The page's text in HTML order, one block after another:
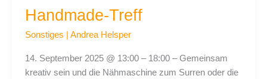
Handmade-Treff
Sonstiges Andrea Helsper
14. September 2025 @ 13:00 – 18:00 – Gemeinsam
kreativ sein und die Nähmaschine zum Surren oder die